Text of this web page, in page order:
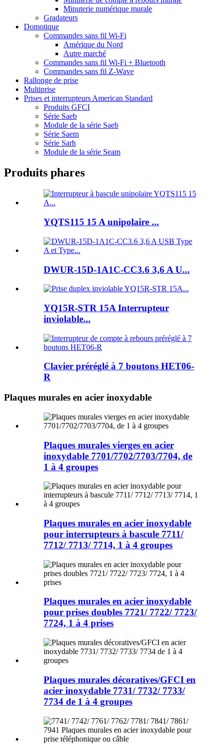
Minuterie numérique murale
Gradateurs
Domotique
Commandes sans fil Wi-Fi
Amérique du Nord
Autre marché
Commandes sans fil Wi-Fi + Bluetooth
Commandes sans fil Z-Wave
Rallonge de prise
Multiprise
Prises et interrupteurs American Standard
Produits GFCI
Série Saeb
Module de la série Saeb
Série Saem
Série Sarh
Module de la série Seam
Produits phares
YQTS115 15 A unipolaire ...
DWUR-15D-1A1C-CC3.6 3,6 A U...
YQ15R-STR 15A Interrupteur
inviolable...
Clavier préréglé à 7 boutons HET06-
R
Plaques murales en acier inoxydable
Plaques murales vierges en acier
inoxydable 7701/7702/7703/7704, de
1 à 4 groupes
Plaques murales en acier inoxydable
pour interrupteurs à bascule 7711/
7712/ 7713/ 7714, 1 à 4 groupes
Plaques murales en acier inoxydable
pour prises doubles 7721/ 7722/ 7723/
7724, 1 à 4 prises
Plaques murales décoratives/GFCI en
acier inoxydable 7731/ 7732/ 7733/
7734 de 1 à 4 groupes